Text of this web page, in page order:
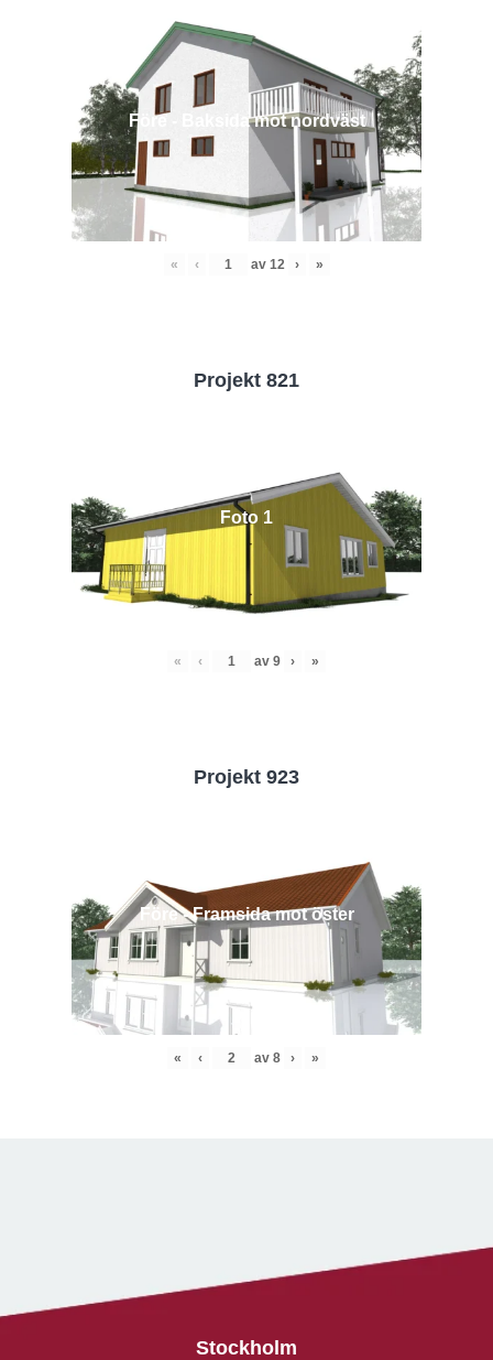
Före - Baksida mot nordväst
« ‹ av 12 › »
Projekt 821
Foto 1
« ‹ av 9 › »
Projekt 923
Före - Framsida mot öster
« ‹ av 8 › »
Stockholm